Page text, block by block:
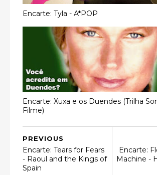
Encarte: Tyla - A*POP
Encarte: Xuxa e os Duendes (Trilha
Filme)
Encarte:
Machine -
PREVIOUS
Encarte: Tears for Fears
- Raoul and the Kings of
Spain